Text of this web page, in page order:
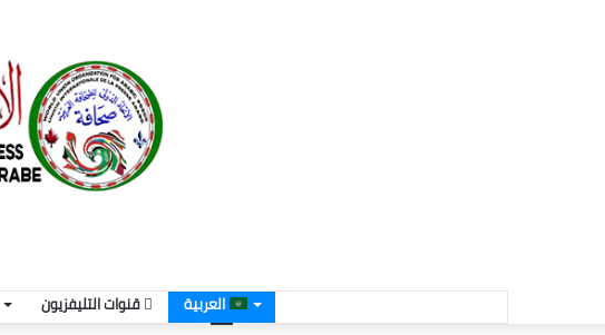
قنوات التليفزيون العربية